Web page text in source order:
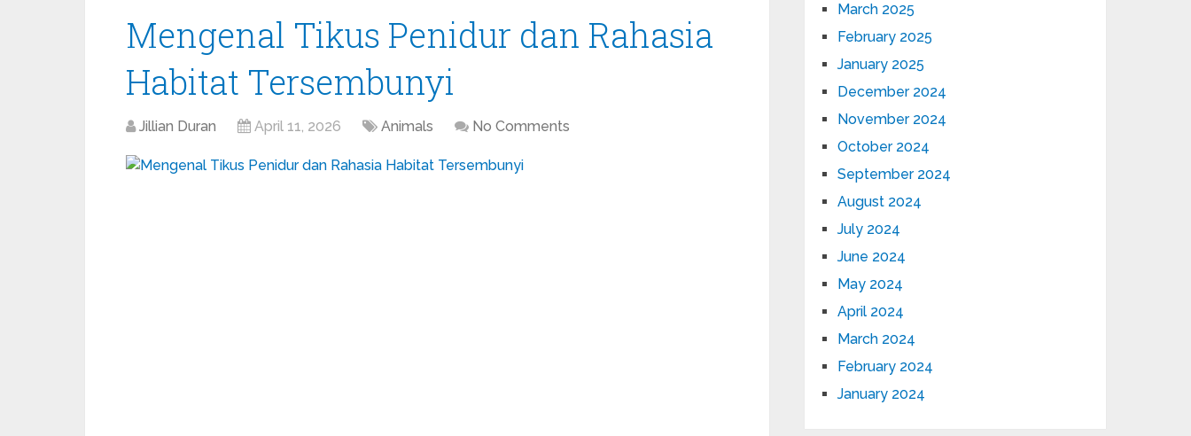
Mengenal Tikus Penidur dan Rahasia
Habitat Tersembunyi
Jillian Duran April 11, 2026 Animals No Comments
March 2025
February 2025
January 2025
December 2024
November 2024
October 2024
September 2024
August 2024
July 2024
June 2024
May 2024
April 2024
March 2024
February 2024
January 2024